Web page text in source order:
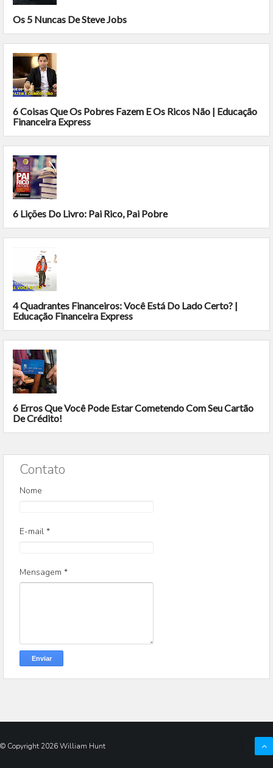
Os 5 Nuncas De Steve Jobs
6 Coisas Que Os Pobres Fazem E Os Ricos Não | Educação
Financeira Express
6 Lições Do Livro: Pai Rico, Pai Pobre
4 Quadrantes Financeiros: Você Está Do Lado Certo? |
Educação Financeira Express
6 Erros Que Você Pode Estar Cometendo Com Seu Cartão
De Crédito!
Contato
Nome
E-mail *
Mensagem *
© Copyright2026William Hunt